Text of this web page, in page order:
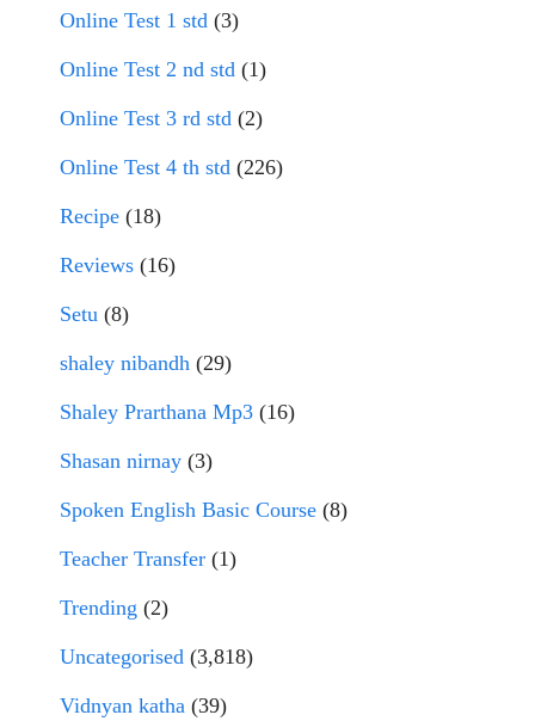
Online Test 1 std (3)
Online Test 2 nd std (1)
Online Test 3 rd std (2)
Online Test 4 th std (226)
Recipe (18)
Reviews (16)
Setu (8)
shaley nibandh (29)
Shaley Prarthana Mp3 (16)
Shasan nirnay (3)
Spoken English Basic Course (8)
Teacher Transfer (1)
Trending (2)
Uncategorised (3,818)
Vidnyan katha (39)